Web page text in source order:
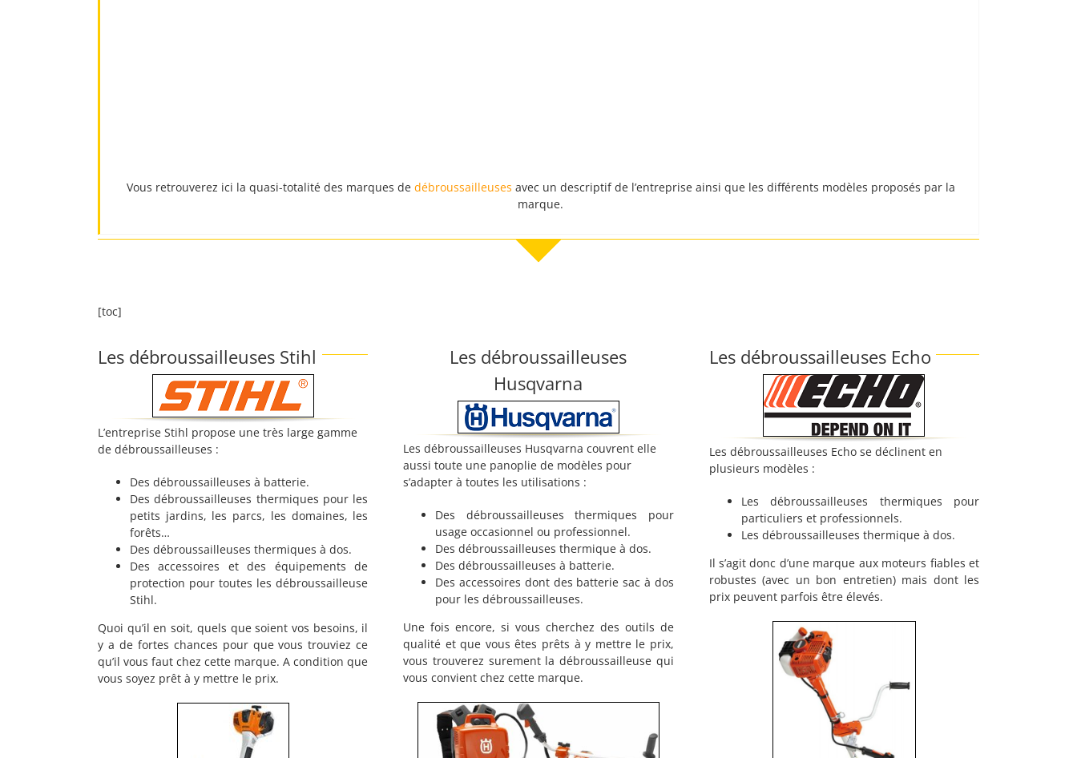
Vous retrouverez ici la quasi-totalité des marques de débroussailleuses avec un descriptif de l’entreprise ainsi que les différents modèles proposés par la
marque.
[toc]
Les débroussailleuses Stihl
L’entreprise Stihl propose une très large gamme
de débroussailleuses :
Des débroussailleuses à batterie.
Des débroussailleuses thermiques pour les
petits jardins, les parcs, les domaines, les
forêts…
Des débroussailleuses thermiques à dos.
Des accessoires et des équipements de
protection pour toutes les débroussailleuse
Stihl.
Quoi qu’il en soit, quels que soient vos besoins, il
y a de fortes chances pour que vous trouviez ce
qu’il vous faut chez cette marque. A condition que
vous soyez prêt à y mettre le prix.
Les débroussailleuses
Husqvarna
Les débroussailleuses Husqvarna couvrent elle
aussi toute une panoplie de modèles pour
s’adapter à toutes les utilisations :
Des débroussailleuses thermiques pour
usage occasionnel ou professionnel.
Des débroussailleuses thermique à dos.
Des débroussailleuses à batterie.
Des accessoires dont des batterie sac à dos
pour les débroussailleuses.
Une fois encore, si vous cherchez des outils de
qualité et que vous êtes prêts à y mettre le prix,
vous trouverez surement la débroussailleuse qui
vous convient chez cette marque.
Les débroussailleuses Echo
Les débroussailleuses Echo se déclinent en
plusieurs modèles :
Les débroussailleuses thermiques pour
particuliers et professionnels.
Les débroussailleuses thermique à dos.
Il s’agit donc d’une marque aux moteurs fiables et
robustes (avec un bon entretien) mais dont les
prix peuvent parfois être élevés.